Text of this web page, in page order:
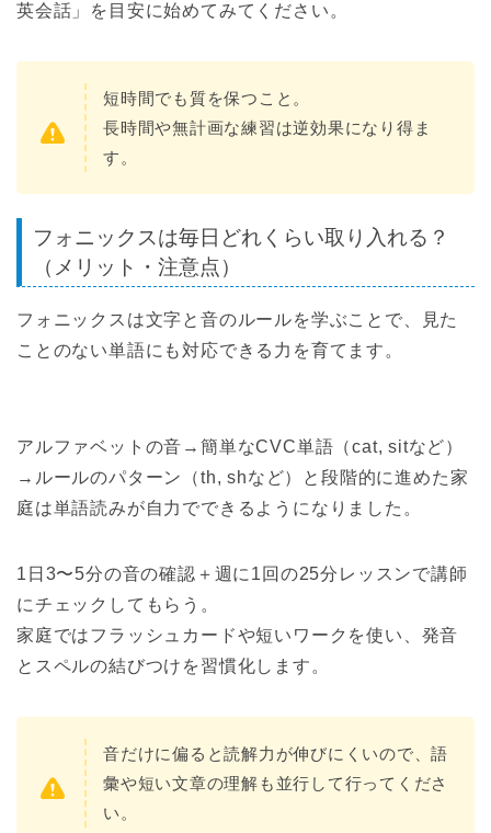
英会話」を目安に始めてみてください。
短時間でも質を保つこと。
長時間や無計画な練習は逆効果になり得ま
す。
フォニックスは毎日どれくらい取り入れる？
（メリット・注意点）
フォニックスは文字と音のルールを学ぶことで、見た
ことのない単語にも対応できる力を育てます。
アルファベットの音→簡単なCVC単語（cat, sitなど）
→ルールのパターン（th, shなど）と段階的に進めた家
庭は単語読みが自力でできるようになりました。
1日3〜5分の音の確認＋週に1回の25分レッスンで講師
にチェックしてもらう。
家庭ではフラッシュカードや短いワークを使い、発音
とスペルの結びつけを習慣化します。
音だけに偏ると読解力が伸びにくいので、語
彙や短い文章の理解も並行して行ってくださ
い。